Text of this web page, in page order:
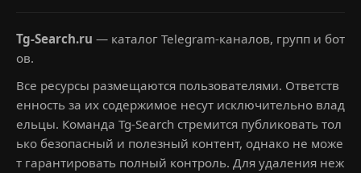
Tg-Search.ru — каталог Telegram-каналов, групп и бот
ов.
Все ресурсы размещаются пользователями. Ответств
енность за их содержимое несут исключительно влад
ельцы. Команда Tg-Search стремится публиковать тол
ько безопасный и полезный контент, однако не може
т гарантировать полный контроль. Для удаления неж